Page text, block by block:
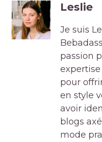
Leslie
Je suis
passion
pour
en style
avoir
blogs
mode